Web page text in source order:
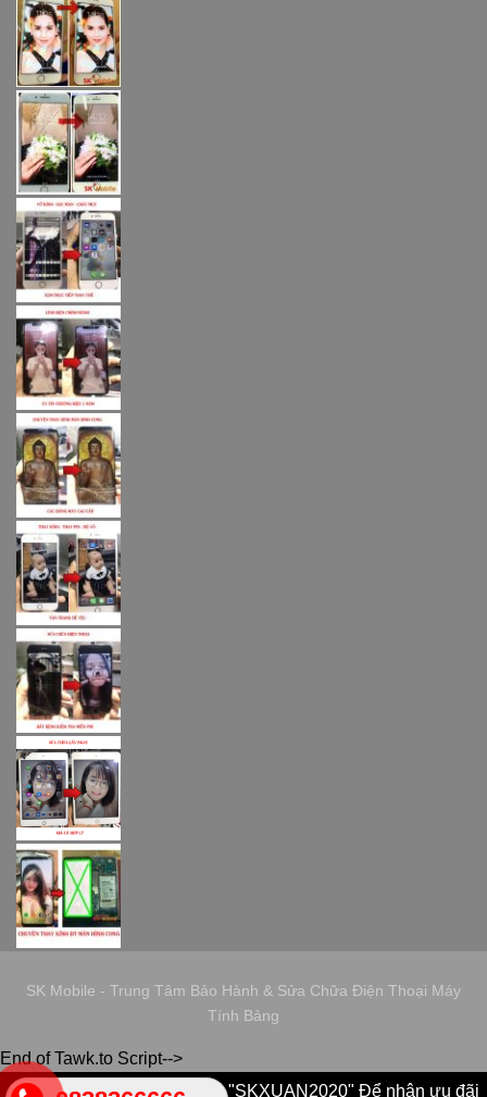
SK Mobile - Trung Tâm Bảo Hành & Sửa Chữa Điện Thoại Máy
Tính Bảng
End of Tawk.to Script-->
Sử dụng ngay Mã GIảm Giá "SKXUAN2020" Để nhận ưu đãi